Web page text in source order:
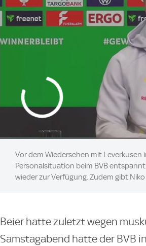
Vor dem Wiedersehen mit Leverkusen
Personalsituation beim BVB
wieder zur Verfügung. Zudem gibt
Beier hatte zuletzt wegen
Samstagabend hatte der BVB